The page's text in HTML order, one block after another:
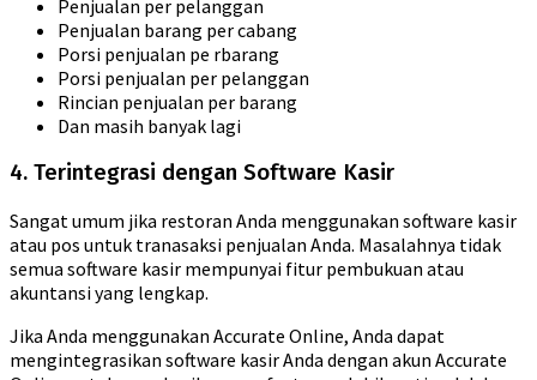
Penjualan per pelanggan
Penjualan barang per cabang
Porsi penjualan pe rbarang
Porsi penjualan per pelanggan
Rincian penjualan per barang
Dan masih banyak lagi
4. Terintegrasi dengan Software Kasir
Sangat umum jika restoran Anda menggunakan software kasir
atau pos untuk tranasaksi penjualan Anda. Masalahnya tidak
semua software kasir mempunyai fitur pembukuan atau
akuntansi yang lengkap.
Jika Anda menggunakan Accurate Online, Anda dapat
mengintegrasikan software kasir Anda dengan akun Accurate